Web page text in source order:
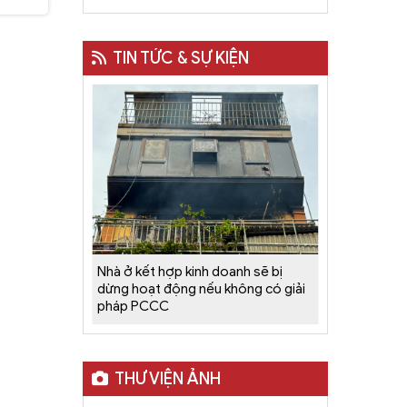
TIN TỨC & SỰ KIỆN
Nhà ở kết hợp kinh doanh sẽ bị
dừng hoạt động nếu không có giải
pháp PCCC
THƯ VIỆN ẢNH